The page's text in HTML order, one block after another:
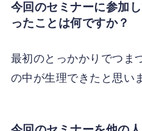
今回のセミナーに参加
ったことは何ですか？
最初のとっかかりでつま
の中が生理できたと思い